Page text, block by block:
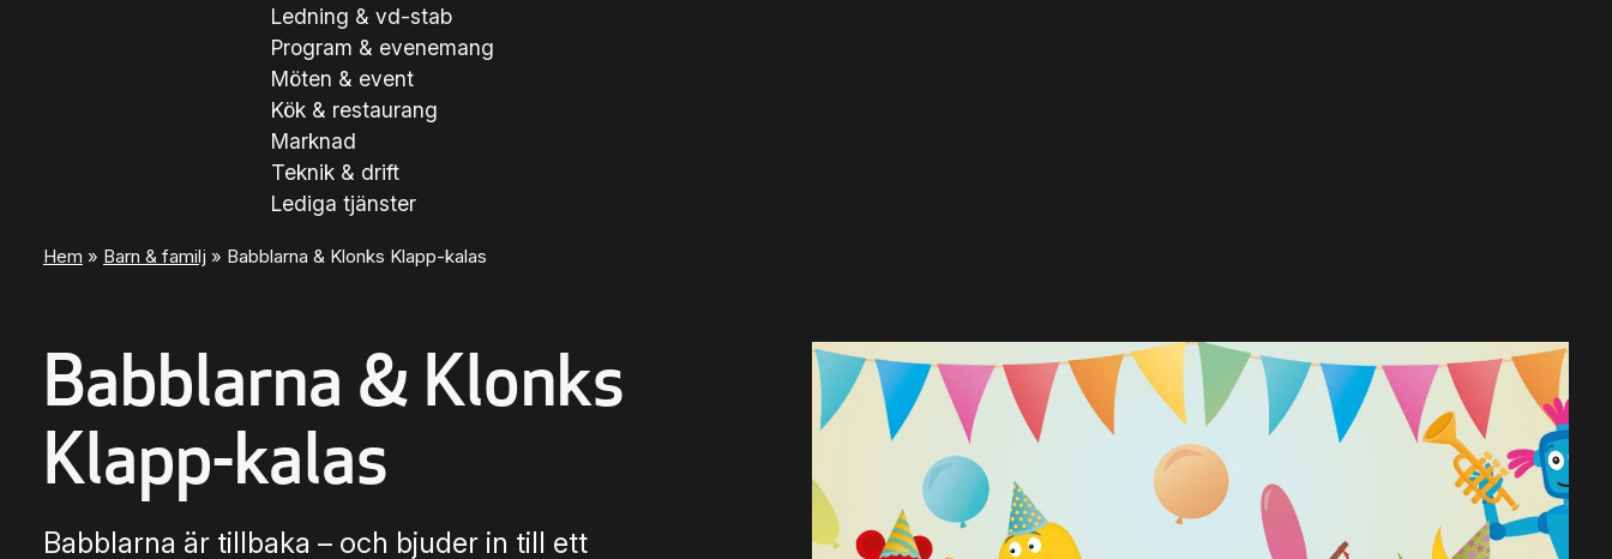
Ledning & vd-stab
Program & evenemang
Möten & event
Kök & restaurang
Marknad
Teknik & drift
Lediga tjänster
Hem » Barn & familj » Babblarna & Klonks Klapp-kalas
Babblarna & Klonks
Klapp-kalas
Babblarna är tillbaka – och bjuder in till ett